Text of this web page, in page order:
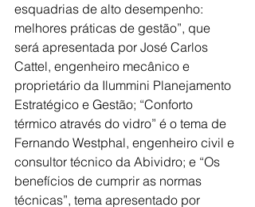
esquadrias de alto desempenho:
melhores práticas de gestão”, que
será apresentada por José Carlos
Cattel, engenheiro mecânico e
proprietário da Ilummini Planejamento
Estratégico e Gestão; “Conforto
térmico através do vidro” é o tema de
Fernando Westphal, engenheiro civil e
consultor técnico da Abividro; e “Os
benefícios de cumprir as normas
técnicas”, tema apresentado por